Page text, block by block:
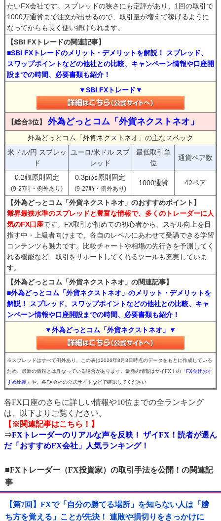
たいFX会社です。スプレッドの狭さにも定評があり、1回の取引で
1000万通貨まで注文が出せるので、取引量が増えて稼げるように
なってからも長く使い続けられます。
【SBI FXトレードの関連記事】
■SBI FXトレードのメリット・デメリットを解説！ スプレッド、
スワップポイントなどの他社との比較、キャンペーン情報や口座開
設までの時間、必要書類も紹介！
▼SBI FXトレード▼
【総合3位】 外為どっとコム「外貨ネクストネオ」
外為どっとコム「外貨ネクストネオ」の主なスペック
米ドル/円 スプレッ
ド
ユーロ/米ドル スプ
レッド
最低取引単
位
通貨ペア数
0.2銭原則固定
(9-27時・例外あり)
0.3pips原則固定
(9-27時・例外あり)
1000通貨 42ペア
【外為どっとコム「外貨ネクストネオ」のおすすめポイント】
業界最狭水準のスプレッドと豊富な情報で、多くのトレーダーに人
気のFX口座です。FX取引が初めての初心者から、スキル向上を目
指す中・上級者向けまで、各自のレベルにあわせて受講できる学習
コンテンツも魅力です。比較チャートや相場の先行きを予測してく
れる機能など、取引をサポートしてくれるツールも充実していま
す。
【外為どっとコム「外貨ネクストネオ」の関連記事】
■外為どっとコム「外貨ネクストネオ」のメリット・デメリットを
解説！ スプレッド、スワップポイントなどの他社との比較、キャ
ンペーン情報や口座開設までの時間、必要書類も紹介！
▼外為どっとコム「外貨ネクストネオ」▼
※スプレッドはすべて例外あり。この表は2026年8月3日時点のデータをもとに作成している
ため、最新の情報とは異なっている場合があります。最新の情報はザイFX！の 「FX会社おす
すめ比較」 や、各FX会社の公式サイトなどで確認してください
各FX口座のさらに詳しい情報や10位までの全ランキング
は、以下よりご覧ください。
【※関連記事はこちら！】
⇒FXトレーダーのリアルな声を反映！ ザイFX！読者が選ん
だ「おすすめFX会社」人気ランキング！
■FXトレーダー（FX投資家）の取引手法を公開！の関連記
事
【第7回】FXで「自分の勝てる場所」を知らない人は「勝
ち方を覚える」ことが先決！ 連敗や損切りをきっかけに